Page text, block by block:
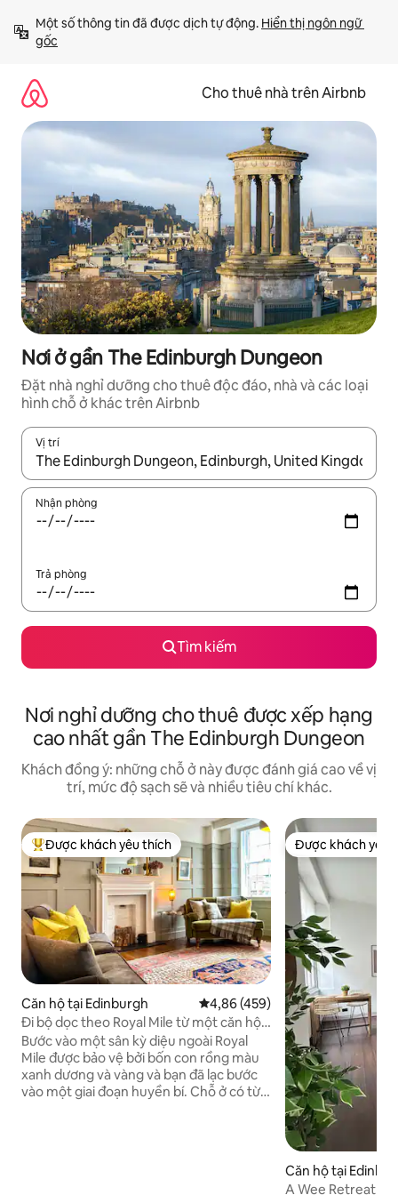
đến
Một số thông tin đã được dịch tự động. Hiển thị ngôn ngữ
gốc
Cho thuê nhà trên Airbnb
Nơi ở gần The Edinburgh Dungeon
Đặt nhà nghỉ dưỡng cho thuê độc đáo, nhà và các loại
hình chỗ ở khác trên Airbnb
Vị trí
Khi có kết quả, hãy điều hướng bằng phím mũi tên lên và
Nhận phòng
Trả phòng
Tìm kiếm
Nơi nghỉ dưỡng cho thuê được xếp hạng
cao nhất gần The Edinburgh Dungeon
Khách đồng ý: những chỗ ở này được đánh giá cao về vị
trí, mức độ sạch sẽ và nhiều tiêu chí khác.
Được khách yêu thích nhất
Được khách yêu thích
Căn hộ tại Edinburgh Xếp hạng trung bình 4,86/5,
4,86 (459)
Đi bộ dọc theo Royal Mile từ một căn hộ
thanh lịch
Bước vào một sân kỳ diệu ngoài Royal
Mile được bảo vệ bởi bốn con rồng màu
xanh dương và vàng và bạn đã lạc bước
vào một giai đoạn huyền bí. Chỗ ở có từ
Được khách yêu
Được khách yêu
Căn hộ tại
A Wee Retreat